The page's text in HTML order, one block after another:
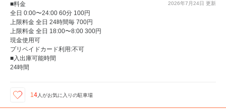
2026年7月24日 更新
■料金
全日 0:00〜24:00 60分 100円
上限料金 全日 24時間毎 700円
上限料金 全日 18:00〜8:00 300円
現金使用可
プリペイドカード利用:不可
■入出庫可能時間
24時間
14人がお気に入りの駐車場